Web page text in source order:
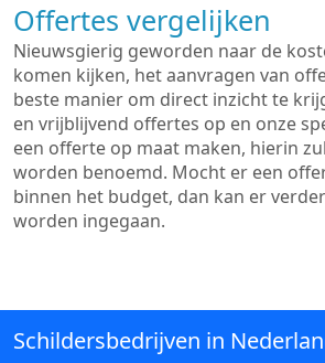
Offertes vergelijken
Nieuwsgierig geworden naar de
komen kijken, het aanvragen van
beste manier om direct inzicht te
en vrijblijvend offertes op en onze
een offerte op maat maken, hierin
worden benoemd. Mocht er een
binnen het budget, dan kan er
worden ingegaan.
Schildersbedrijven in